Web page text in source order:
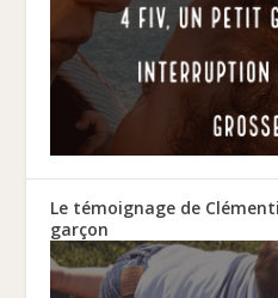
Le témoignage de
garçon